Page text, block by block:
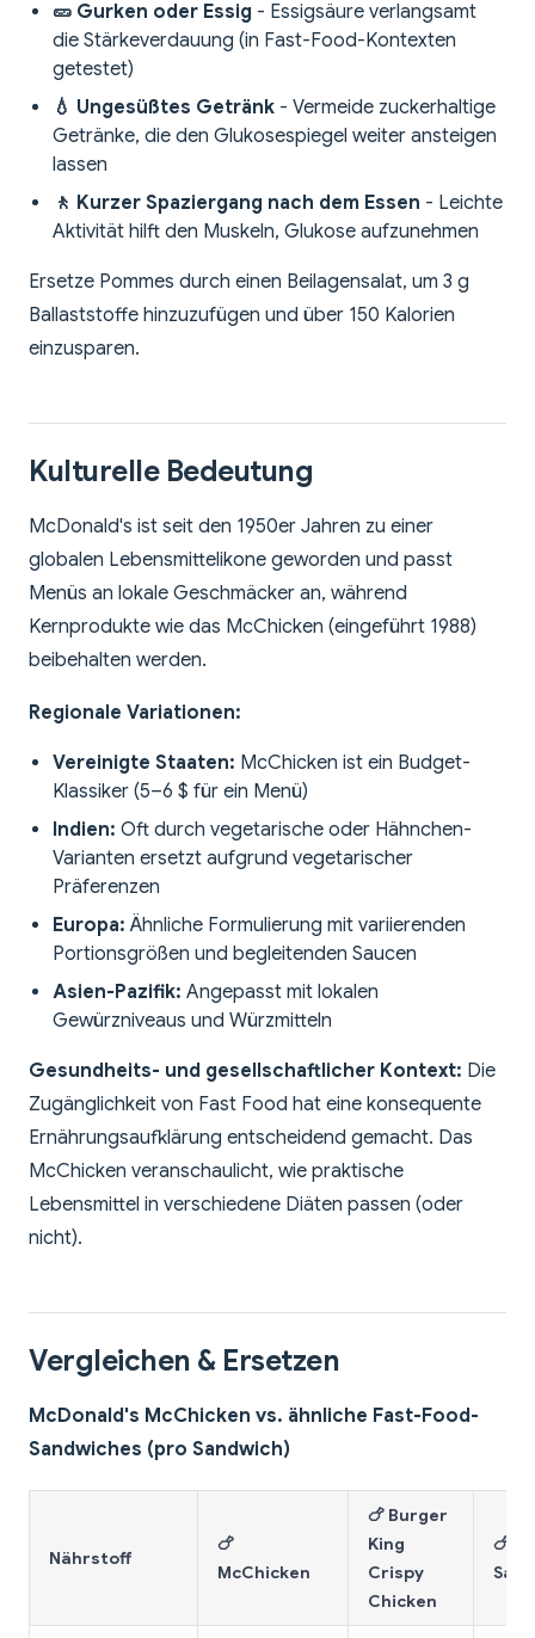
🥒 Gurken oder Essig - Essigsäure verlangsamt
die Stärkeverdauung (in Fast-Food-Kontexten
getestet)
💧 Ungesüßtes Getränk - Vermeide zuckerhaltige
Getränke, die den Glukosespiegel weiter ansteigen
lassen
🚶 Kurzer Spaziergang nach dem Essen - Leichte
Aktivität hilft den Muskeln, Glukose aufzunehmen
Ersetze Pommes durch einen Beilagensalat, um 3 g
Ballaststoffe hinzuzufügen und über 150 Kalorien
einzusparen.
Kulturelle Bedeutung
McDonald's ist seit den 1950er Jahren zu einer
globalen Lebensmittelikone geworden und passt
Menüs an lokale Geschmäcker an, während
Kernprodukte wie das McChicken (eingeführt 1988)
beibehalten werden.
Regionale Variationen:
Vereinigte Staaten: McChicken ist ein Budget-
Klassiker (5–6 $ für ein Menü)
Indien: Oft durch vegetarische oder Hähnchen-
Varianten ersetzt aufgrund vegetarischer
Präferenzen
Europa: Ähnliche Formulierung mit variierenden
Portionsgrößen und begleitenden Saucen
Asien-Pazifik: Angepasst mit lokalen
Gewürzniveaus und Würzmitteln
Gesundheits- und gesellschaftlicher Kontext: Die
Zugänglichkeit von Fast Food hat eine konsequente
Ernährungsaufklärung entscheidend gemacht. Das
McChicken veranschaulicht, wie praktische
Lebensmittel in verschiedene Diäten passen (oder
nicht).
Vergleichen & Ersetzen
McDonald's McChicken vs. ähnliche Fast-Food-
Sandwiches (pro Sandwich)
Nährstoff
🍗
McChicken
🍗 Burger
King
Crispy
Chicken
🍗